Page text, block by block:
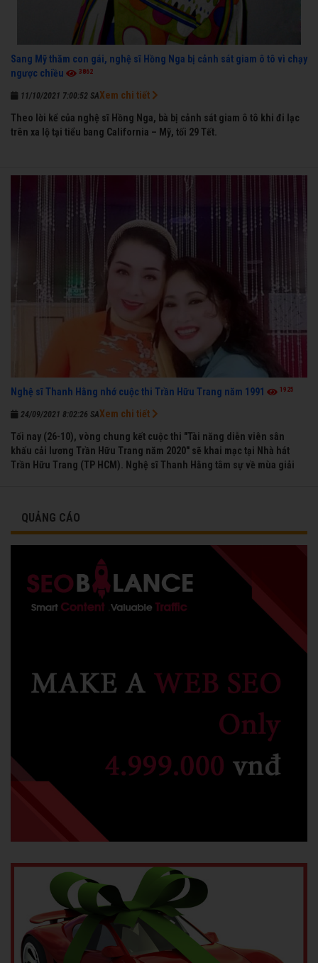
Sang Mỹ thăm con gái, nghệ sĩ Hồng Nga bị cảnh sát giam ô tô vì chạy
ngược chiều
3862
11/10/2021 7:00:52 SA
Theo lời kể của nghệ sĩ Hồng Nga, bà bị cảnh sát giam ô tô khi đi lạc
trên xa lộ tại tiểu bang California – Mỹ, tối 29 Tết.
Xem chi tiết
Nghệ sĩ Thanh Hằng nhớ cuộc thi Trần Hữu Trang năm 1991 1925
24/09/2021 8:02:26 SA
Tối nay (26-10), vòng chung kết cuộc thi "Tài năng diễn viên sân
khấu cải lương Trần Hữu Trang năm 2020" sẽ khai mạc tại Nhà hát
Trần Hữu Trang (TP HCM). Nghệ sĩ Thanh Hằng tâm sự về mùa giải
Xem chi tiết
QUẢNG CÁO